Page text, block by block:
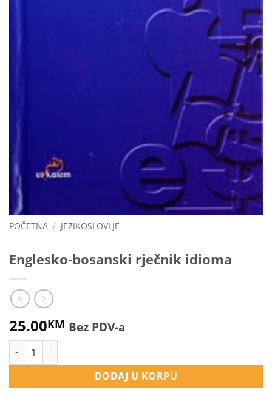
POČETNA / JEZIKOSLOVLJE
Englesko-bosanski rječnik idioma
25.00KM Bez PDV-a
Englesko-bosanski rječnik idioma količina
DODAJ U KORPU